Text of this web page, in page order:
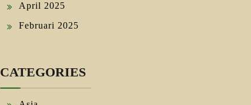
April 2025
Februari 2025
CATEGORIES